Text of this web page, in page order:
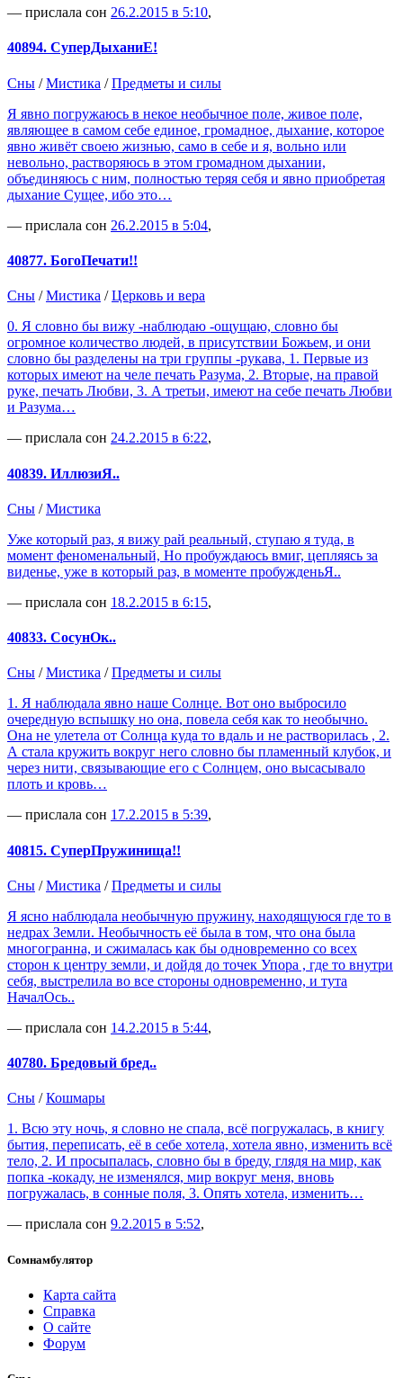
— прислала сон 26.2.2015 в 5:10,
40894. СуперДыханиЕ!
Сны /Мистика /Предметы и силы
Я явно погружаюсь в некое необычное поле, живое поле,
являющее в самом себе единое, громадное, дыхание, которое
явно живёт своею жизнью, само в себе и я, вольно или
невольно, растворяюсь в этом громадном дыхании,
объединяюсь с ним, полностью теряя себя и явно приобретая
дыхание Сущее, ибо это…
— прислала сон 26.2.2015 в 5:04,
40877. БогоПечати!!
Сны /Мистика /Церковь и вера
0. Я словно бы вижу -наблюдаю -ощущаю, словно бы
огромное количество людей, в присутствии Божьем, и они
словно бы разделены на три группы -рукава, 1. Первые из
которых имеют на челе печать Разума, 2. Вторые, на правой
руке, печать Любви, 3. А третьи, имеют на себе печать Любви
и Разума…
— прислала сон 24.2.2015 в 6:22,
40839. ИллюзиЯ..
Сны /Мистика
Уже который раз, я вижу рай реальный, ступаю я туда, в
момент феноменальный, Но пробуждаюсь вмиг, цепляясь за
виденье, уже в который раз, в моменте пробужденьЯ..
— прислала сон 18.2.2015 в 6:15,
40833. СосунОк..
Сны /Мистика /Предметы и силы
1. Я наблюдала явно наше Солнце. Вот оно выбросило
очередную вспышку но она, повела себя как то необычно.
Она не улетела от Солнца куда то вдаль и не растворилась , 2.
А стала кружить вокруг него словно бы пламенный клубок, и
через нити, связывающие его с Солнцем, оно высасывало
плоть и кровь…
— прислала сон 17.2.2015 в 5:39,
40815. СуперПружинища!!
Сны /Мистика /Предметы и силы
Я ясно наблюдала необычную пружину, находящуюся где то в
недрах Земли. Необычность её была в том, что она была
многогранна, и сжималась как бы одновременно со всех
сторон к центру земли, и дойдя до точек Упора , где то внутри
себя, выстрелила во все стороны одновременно, и тута
НачалОсь..
— прислала сон 14.2.2015 в 5:44,
40780. Бредовый бред..
Сны /Кошмары
1. Всю эту ночь, я словно не спала, всё погружалась, в книгу
бытия, переписать, её в себе хотела, хотела явно, изменить всё
тело, 2. И просыпалась, словно бы в бреду, глядя на мир, как
попка -кокаду, не изменялся, мир вокруг меня, вновь
погружалась, в сонные поля, 3. Опять хотела, изменить…
— прислала сон 9.2.2015 в 5:52,
Сомнамбулятор
Карта сайта
Справка
О сайте
Форум